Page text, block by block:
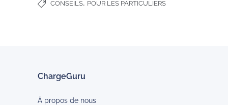
CONSEILS, POUR LES PARTICULIERS
ChargeGuru
À propos de nous